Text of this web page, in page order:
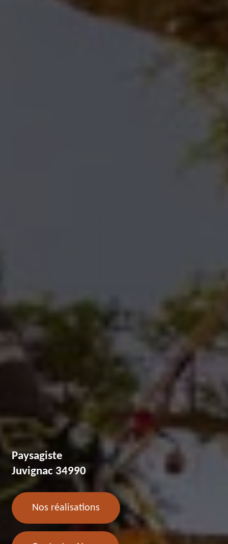
Paysagiste
Juvignac 34990
Nos réalisations